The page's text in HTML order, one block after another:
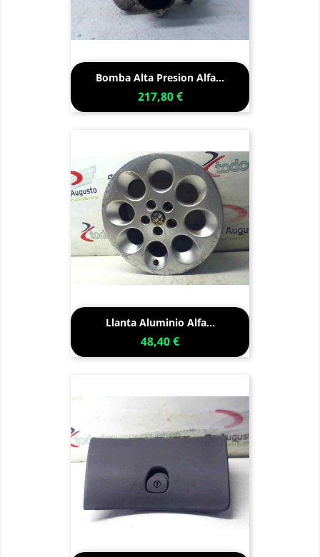
Bomba Alta Presion Alfa...
217,80 €
Llanta Aluminio Alfa...
48,40 €